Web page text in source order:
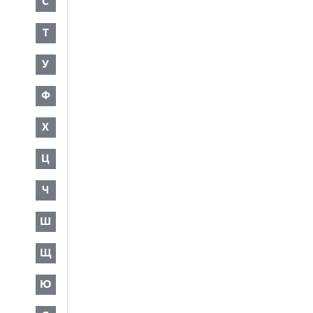
Т
У
Ф
Х
Ц
Ч
Ш
Щ
Ю